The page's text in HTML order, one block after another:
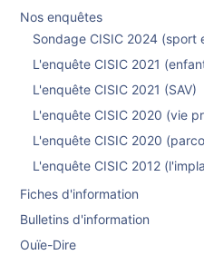
Nos enquêtes
Sondage CISIC 2024 (sport
L'enquête CISIC 2021
L'enquête CISIC 2021 (SAV)
L'enquête CISIC 2020 (vie
L'enquête CISIC 2020
L'enquête CISIC 2012
Fiches d'information
Bulletins d'information
Ouïe-Dire